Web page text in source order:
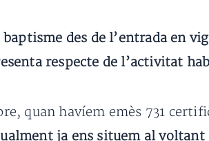
des de l’entrada en
respecte de l’activitat
quan havíem emès 731
ja ens situem al voltant